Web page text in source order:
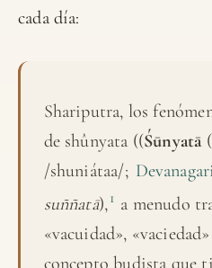
cada día:
Shariputra, los
de shûnyata ((Śūnyatā(
/shuniátaa/;
suññatā),1
a menudo
«vacuidad»,
concepto budista que